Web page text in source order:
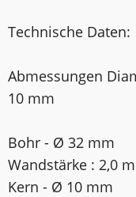
Technische Daten:
Abmessungen
10 mm
Bohr - Ø 32 mm
Wandstärke : 2,0
Kern - Ø 10 mm